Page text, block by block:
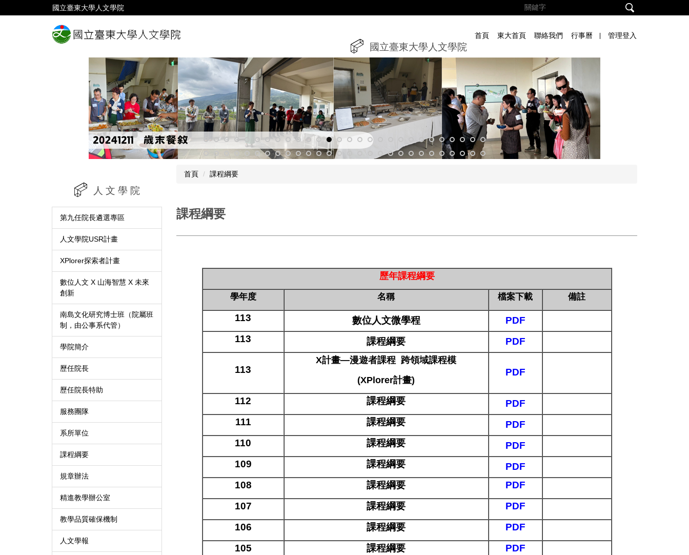
到
國立臺東大學人文學院
首頁 東大首頁 聯絡我們 行事曆 管理登入
國立臺東大學人文學院
人 文 學 院
第九任院長遴選專區
人文學院USR計畫
XPlorer探索者計畫
數位人文 X 山海智慧 X 未來
創新
南島文化研究博士班（院屬班
制，由公事系代管）
學院簡介
歷任院長
歷任院長特助
服務團隊
系所單位
課程綱要
規章辦法
精進教學辦公室
教學品質確保機制
人文學報
首頁 課程綱要
課程綱要
歷年課程綱要
學年度 名稱 檔案下載 備註
113 數位人文微學程
PDF
113
課程綱要 PDF
113
X計畫—漫遊者課程 跨領域課程模
(XPlorer計畫)
PDF
112 課程綱要
PDF
111
課程綱要
PDF
110
課程綱要
PDF
109
課程綱要
PDF
108
課程綱要
PDF
107
課程綱要
PDF
106
課程綱要
PDF
105
課程綱要
PDF